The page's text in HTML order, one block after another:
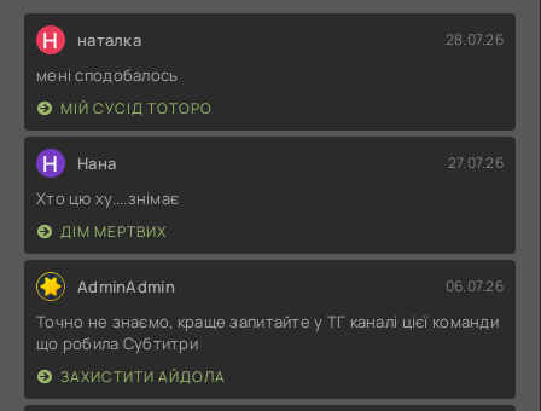
Н наталка 28.07.26
мені сподобалось
МІЙ СУСІД ТОТОРО
Н Нана 27.07.26
Хто цю ху....знімає
ДІМ МЕРТВИХ
AdminAdmin 06.07.26
Точно не знаємо, краще запитайте у ТГ каналі цієї команди
що робила Субтитри
ЗАХИСТИТИ АЙДОЛА